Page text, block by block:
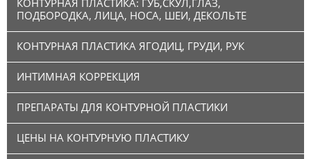
КОНТУРНАЯ ПЛАСТИКА: ГУБ,СКУЛ,ГЛАЗ,
ПОДБОРОДКА, ЛИЦА, НОСА, ШЕИ, ДЕКОЛЬТЕ
КОНТУРНАЯ ПЛАСТИКА ЯГОДИЦ, ГРУДИ, РУК
ИНТИМНАЯ КОРРЕКЦИЯ
ПРЕПАРАТЫ ДЛЯ КОНТУРНОЙ ПЛАСТИКИ
ЦЕНЫ НА КОНТУРНУЮ ПЛАСТИКУ